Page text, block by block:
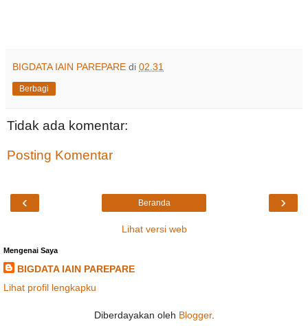
BIGDATA IAIN PAREPARE di 02.31
Berbagi
Tidak ada komentar:
Posting Komentar
‹ ›
Beranda
Lihat versi web
Mengenai Saya
BIGDATA IAIN PAREPARE
Lihat profil lengkapku
Diberdayakan oleh Blogger.